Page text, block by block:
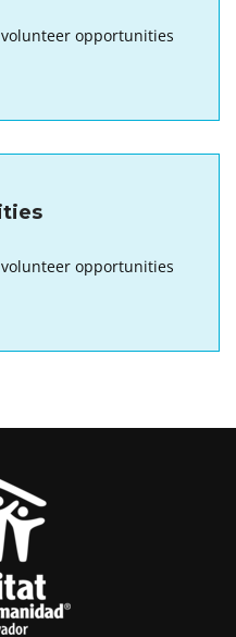
opportunities
opportunities